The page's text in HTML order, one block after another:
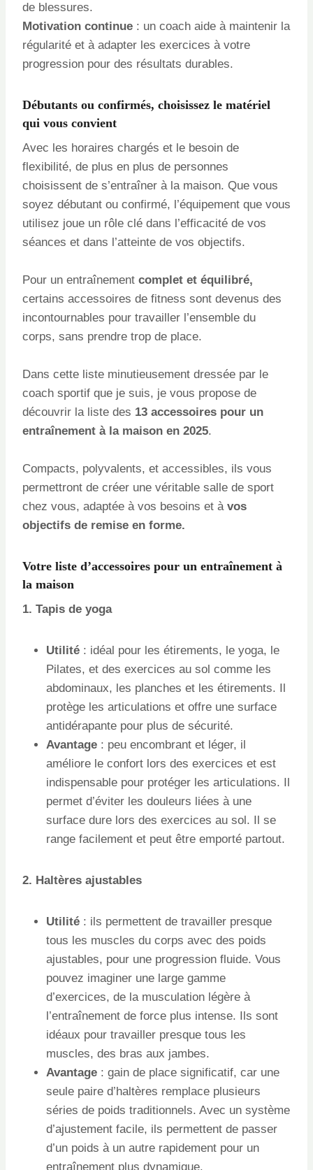
de blessures.
Motivation continue : un coach aide à maintenir la
régularité et à adapter les exercices à votre
progression pour des résultats durables.
Débutants ou confirmés, choisissez le matériel
qui vous convient
Avec les horaires chargés et le besoin de
flexibilité, de plus en plus de personnes
choisissent de s’entraîner à la maison. Que vous
soyez débutant ou confirmé, l’équipement que vous
utilisez joue un rôle clé dans l’efficacité de vos
séances et dans l’atteinte de vos objectifs.
Pour un entraînement complet et équilibré,
certains accessoires de fitness sont devenus des
incontournables pour travailler l’ensemble du
corps, sans prendre trop de place.
Dans cette liste minutieusement dressée par le
coach sportif que je suis, je vous propose de
découvrir la liste des 13 accessoires pour un
entraînement à la maison en 2025.
Compacts, polyvalents, et accessibles, ils vous
permettront de créer une véritable salle de sport
chez vous, adaptée à vos besoins et à vos
objectifs de remise en forme.
Votre liste d’accessoires pour un entraînement à
la maison
1. Tapis de yoga
Utilité : idéal pour les étirements, le yoga, le
Pilates, et des exercices au sol comme les
abdominaux, les planches et les étirements. Il
protège les articulations et offre une surface
antidérapante pour plus de sécurité.
Avantage : peu encombrant et léger, il
améliore le confort lors des exercices et est
indispensable pour protéger les articulations. Il
permet d’éviter les douleurs liées à une
surface dure lors des exercices au sol. Il se
range facilement et peut être emporté partout.
2. Haltères ajustables
Utilité : ils permettent de travailler presque
tous les muscles du corps avec des poids
ajustables, pour une progression fluide. Vous
pouvez imaginer une large gamme
d’exercices, de la musculation légère à
l’entraînement de force plus intense. Ils sont
idéaux pour travailler presque tous les
muscles, des bras aux jambes.
Avantage : gain de place significatif, car une
seule paire d’haltères remplace plusieurs
séries de poids traditionnels. Avec un système
d’ajustement facile, ils permettent de passer
d’un poids à un autre rapidement pour un
entraînement plus dynamique.